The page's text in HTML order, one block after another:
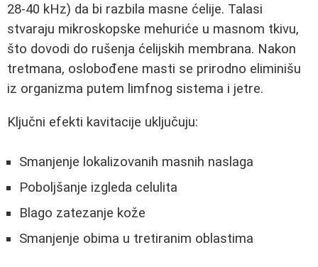
28-40 kHz) da bi razbila masne ćelije. Talasi
stvaraju mikroskopske mehuriće u masnom tkivu,
što dovodi do rušenja ćelijskih membrana. Nakon
tretmana, oslobođene masti se prirodno eliminišu
iz organizma putem limfnog sistema i jetre.
Ključni efekti kavitacije uključuju:
Smanjenje lokalizovanih masnih naslaga
Poboljšanje izgleda celulita
Blago zatezanje kože
Smanjenje obima u tretiranim oblastima